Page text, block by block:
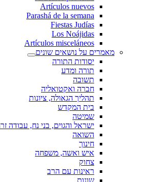
Artículos nuevos
Parashá de la semana
Fiestas Judías
Los Noájidas
Artículos misceláneos
מאמרים על נושאים שונים
יסודות התורה
תורה ומדע
תשובה
חברה ואקטואליה
תהליך הגאולה, ציונות
בית המקדש
שמיטה
ישראל והגוים, בני נח, עבודה
השואה
חינוך
איש ואשה, משפחה
צחוק
ראינות עם הרב
שונות